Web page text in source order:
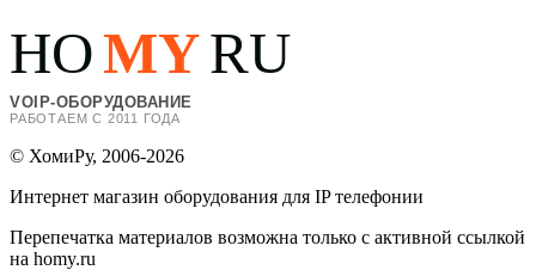
HOMYRU
VOIP-ОБОРУДОВАНИЕ
РАБОТАЕМ С 2011 ГОДА
© ХомиРу, 2006-2026
Интернет магазин оборудования для IP телефонии
Перепечатка материалов возможна только с активной ссылкой
на homy.ru